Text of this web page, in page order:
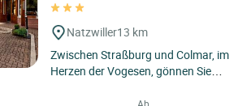
Natzwiller13 km
Zwischen Straßburg und Colmar, im
Herzen der Vogesen, gönnen Sie
Sterne-Hotel Auberge...
Ab